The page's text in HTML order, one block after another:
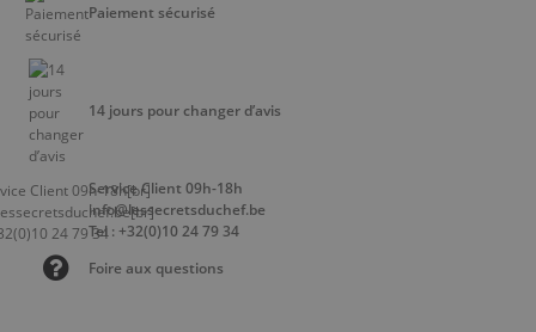
Paiement sécurisé
14 jours pour changer d’avis
Service Client 09h-18h
info@lessecretsduchef.be
Tel : +32(0)10 24 79 34
Foire aux questions